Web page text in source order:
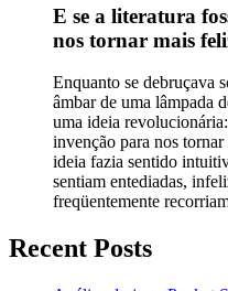
E se a literatura
nos tornar mais
Enquanto se debruçava
âmbar de uma lâmpada
uma ideia
invenção para nos
ideia fazia sentido
sentiam entediadas,
freqüentemente
Recent Posts